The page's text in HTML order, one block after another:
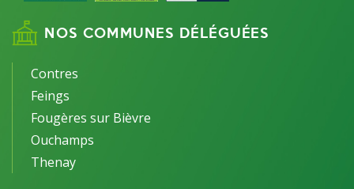
NOS COMMUNES DÉLÉGUÉES
Contres
Feings
Fougères sur Bièvre
Ouchamps
Thenay